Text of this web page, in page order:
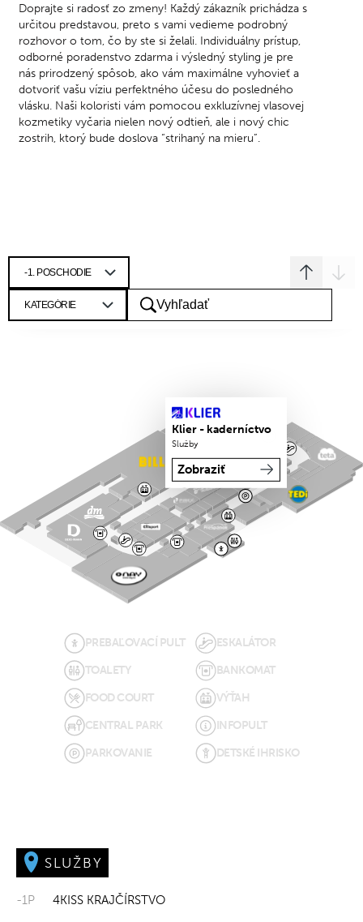
Doprajte si radosť zo zmeny! Každý zákazník prichádza s
určitou predstavou, preto s vami vedieme podrobný
rozhovor o tom, čo by ste si želali. Individuálny prístup,
odborné poradenstvo zdarma i výsledný styling je pre
nás prirodzený spôsob, ako vám maximálne vyhovieť a
dotvoriť vašu víziu perfektného účesu do posledného
vlásku. Naši koloristi vám pomocou exkluzívnej vlasovej
kozmetiky vyčaria nielen nový odtieň, ale i nový chic
zostrih, ktorý bude doslova “strihaný na mieru”.
PREBAĽOVACÍ PULT
TOALETY
FOOD COURT
CENTRAL PARK
PARKOVANIE
ESKALÁTOR
BANKOMAT
VÝŤAH
INFOPULT
DETSKÉ IHRISKO
Klier - kaderníctvo
Služby
Zobraziť
SLUŽBY
-1P 4KISS KRAJČÍRSTVO